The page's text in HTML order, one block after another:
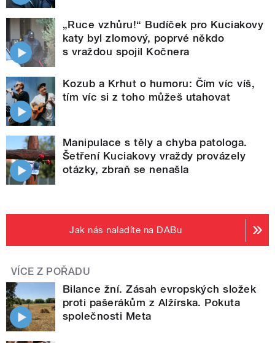
„Ruce vzhůru!“ Budíček pro Kuciakovy
katy byl zlomový, poprvé někdo
s vraždou spojil Kočnera
Kozub a Krhut o humoru: Čím víc víš,
tím víc si z toho můžeš utahovat
Manipulace s těly a chyba patologa.
Šetření Kuciakovy vraždy provázely
otázky, zbraň se nenašla
Jak nás naladíte na DABu
VÍCE Z POŘADU
Bilance žní. Zásah evropských složek
proti pašerákům z Alžírska. Pokuta
společnosti Meta